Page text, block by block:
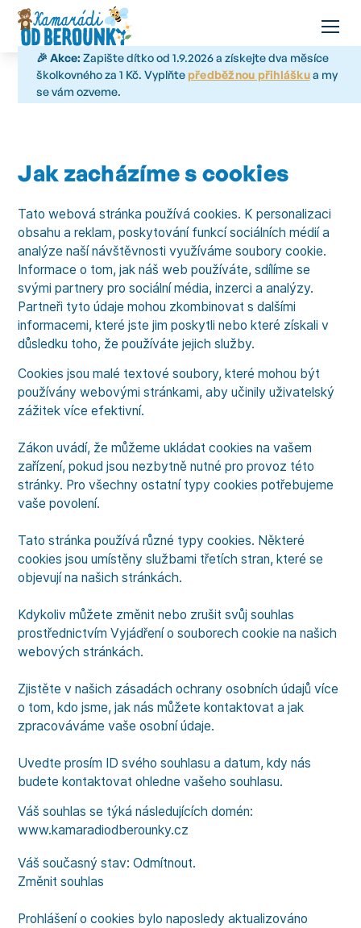
🎉 Akce: Zapište dítko od 1.9.2026 a získejte dva měsíce
školkovného za 1 Kč. Vyplňte předběžnou přihláškua my
se vám ozveme.
Jak zacházíme s cookies
Tato webová stránka používá cookies. K personalizaci
obsahu a reklam, poskytování funkcí sociálních médií a
analýze naší návštěvnosti využíváme soubory cookie.
Informace o tom, jak náš web používáte, sdílíme se
svými partnery pro sociální média, inzerci a analýzy.
Partneři tyto údaje mohou zkombinovat s dalšími
informacemi, které jste jim poskytli nebo které získali v
důsledku toho, že používáte jejich služby.
Cookies jsou malé textové soubory, které mohou být
používány webovými stránkami, aby učinily uživatelský
zážitek více efektivní.
Zákon uvádí, že můžeme ukládat cookies na vašem
zařízení, pokud jsou nezbytně nutné pro provoz této
stránky. Pro všechny ostatní typy cookies potřebujeme
vaše povolení.
Tato stránka používá různé typy cookies. Některé
cookies jsou umístěny službami třetích stran, které se
objevují na našich stránkách.
Kdykoliv můžete změnit nebo zrušit svůj souhlas
prostřednictvím Vyjádření o souborech cookie na našich
webových stránkách.
Zjistěte v našich zásadách ochrany osobních údajů více
o tom, kdo jsme, jak nás můžete kontaktovat a jak
zpracováváme vaše osobní údaje.
Uvedte prosím ID svého souhlasu a datum, kdy nás
budete kontaktovat ohledne vašeho souhlasu.
Váš souhlas se týká následujících domén:
www.kamaradiodberounky.cz
Váš současný stav: Odmítnout.
Změnit souhlas
Prohlášení o cookies bylo naposledy aktualizováno